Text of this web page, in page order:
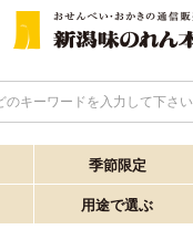
のキーワードを入力して下さい
季節限定
用途で選ぶ